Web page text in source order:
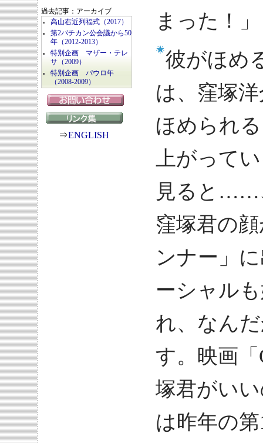
過去記事：アーカイブ
高山右近列福式（2017）
第2バチカン公会議から50
年（2012-2013）
特別企画 マザー・テレ
サ（2009）
特別企画 パウロ年
（2008-2009）
⇒ENGLISH
まった！
彼がほめ
は、窪塚
ほめられ
上がって
見ると……
窪塚君の
ンナー」
ーシャル
れ、なん
す。映画
塚君がい
は昨年の